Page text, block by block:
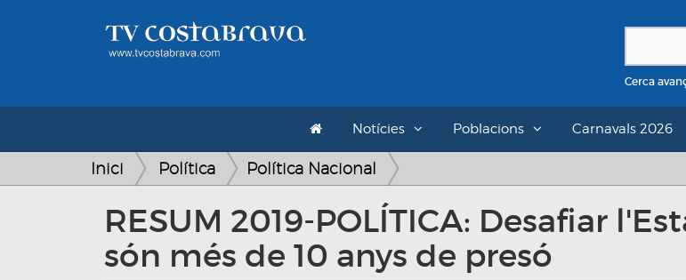
Cerca
Notícies Poblacions Carnavals 2026
Inici Política Política Nacional
RESUM 2019-POLÍTICA: Desafiar
són més de 10 anys de presó